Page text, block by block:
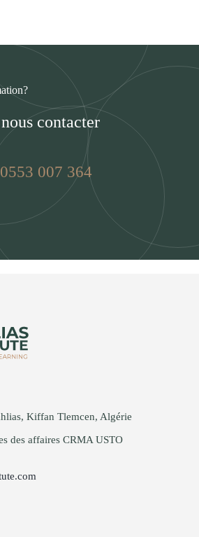
contacter
007 364
Kiffan Tlemcen, Algérie
des affaires CRMA USTO